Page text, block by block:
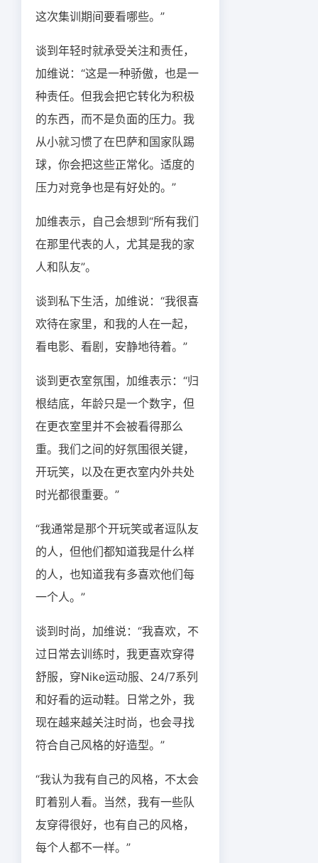
这次集训期间要看哪些。”
谈到年轻时就承受关注和责任，
加维说：“这是一种骄傲，也是一
种责任。但我会把它转化为积极
的东西，而不是负面的压力。我
从小就习惯了在巴萨和国家队踢
球，你会把这些正常化。适度的
压力对竞争也是有好处的。”
加维表示，自己会想到“所有我们
在那里代表的人，尤其是我的家
人和队友”。
谈到私下生活，加维说：“我很喜
欢待在家里，和我的人在一起，
看电影、看剧，安静地待着。”
谈到更衣室氛围，加维表示：“归
根结底，年龄只是一个数字，但
在更衣室里并不会被看得那么
重。我们之间的好氛围很关键，
开玩笑，以及在更衣室内外共处
时光都很重要。”
“我通常是那个开玩笑或者逗队友
的人，但他们都知道我是什么样
的人，也知道我有多喜欢他们每
一个人。”
谈到时尚，加维说：“我喜欢，不
过日常去训练时，我更喜欢穿得
舒服，穿Nike运动服、24/7系列
和好看的运动鞋。日常之外，我
现在越来越关注时尚，也会寻找
符合自己风格的好造型。”
“我认为我有自己的风格，不太会
盯着别人看。当然，我有一些队
友穿得很好，也有自己的风格，
每个人都不一样。”